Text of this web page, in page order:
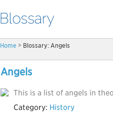
Home > Blossary: Angels
Angels
This is a list of angels in
Category: History